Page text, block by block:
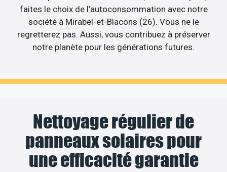
faites le choix de l’autoconsommation avec notre
société à Mirabel-et-Blacons (26). Vous ne le
regretterez pas. Aussi, vous contribuez à préserver
notre planète pour les générations futures.
Nettoyage régulier de
panneaux solaires pour
une efficacité garantie